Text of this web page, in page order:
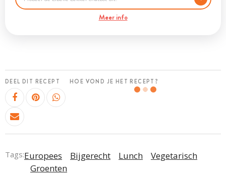
Meer info
DEEL DIT RECEPT HOE VOND JE HET RECEPT?
Tags:Europees Bijgerecht Lunch
Vegetarisch
Groenten